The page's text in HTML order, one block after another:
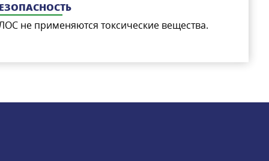
не применяются токсические вещества.